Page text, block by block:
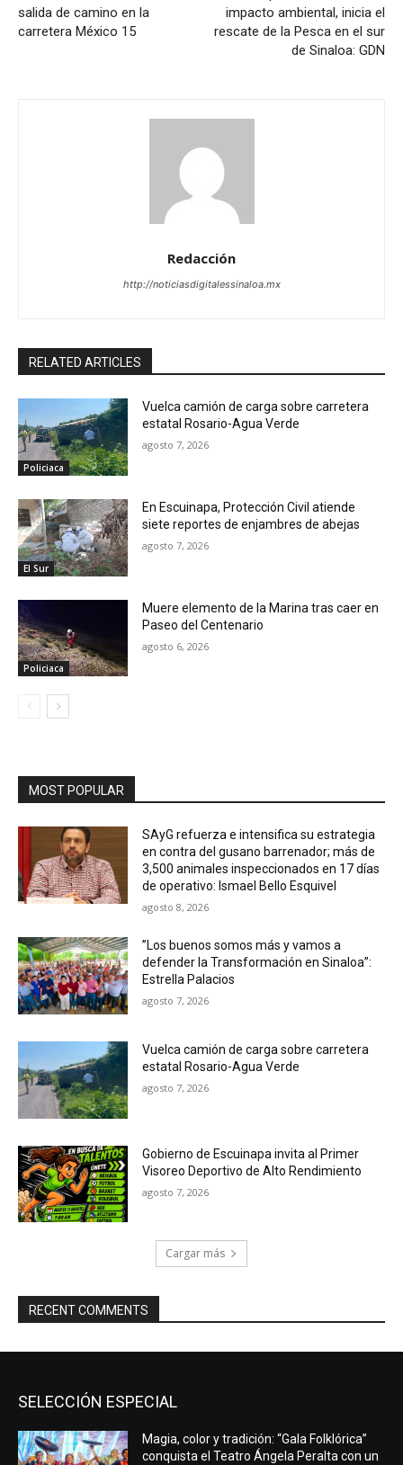
salida de camino en la
carretera México 15
impacto ambiental, inicia el
rescate de la Pesca en el sur
de Sinaloa: GDN
Redacción
http://noticiasdigitalessinaloa.mx
RELATED ARTICLES
Policiaca
Vuelca camión de carga sobre carretera
estatal Rosario-Agua Verde
agosto 7, 2026
El Sur
En Escuinapa, Protección Civil atiende
siete reportes de enjambres de abejas
agosto 7, 2026
Policiaca
Muere elemento de la Marina tras caer en
Paseo del Centenario
agosto 6, 2026
MOST POPULAR
SAyG refuerza e intensifica su estrategia
en contra del gusano barrenador; más de
3,500 animales inspeccionados en 17 días
de operativo: Ismael Bello Esquivel
agosto 8, 2026
”Los buenos somos más y vamos a
defender la Transformación en Sinaloa”:
Estrella Palacios
agosto 7, 2026
Vuelca camión de carga sobre carretera
estatal Rosario-Agua Verde
agosto 7, 2026
Gobierno de Escuinapa invita al Primer
Visoreo Deportivo de Alto Rendimiento
agosto 7, 2026
Cargar más
RECENT COMMENTS
SELECCIÓN ESPECIAL
Magia, color y tradición: “Gala Folklórica”
conquista el Teatro Ángela Peralta con un